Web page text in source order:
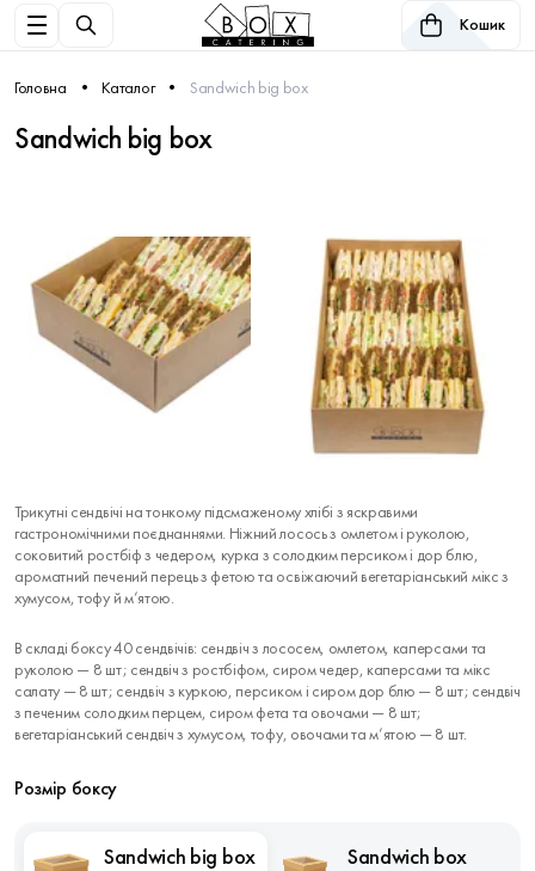
Кошик
Головна Каталог Sandwich big box
Sandwich big box
Трикутні сендвічі на тонкому підсмаженому хлібі з яскравими
гастрономічними поєднаннями. Ніжний лосось з омлетом і руколою,
соковитий ростбіф з чедером, курка з солодким персиком і дор блю,
ароматний печений перець з фетою та освіжаючий вегетаріанський мікс з
хумусом, тофу й м’ятою.
В складі боксу 40 сендвічів: сендвіч з лососем, омлетом, каперсами та
руколою — 8 шт; сендвіч з ростбіфом, сиром чедер, каперсами та мікс
салату — 8 шт; сендвіч з куркою, персиком і сиром дор блю — 8 шт; сендвіч
з печеним солодким перцем, сиром фета та овочами — 8 шт;
вегетаріанський сендвіч з хумусом, тофу, овочами та м’ятою — 8 шт.
Розмір боксу
Sandwich big box Sandwich box